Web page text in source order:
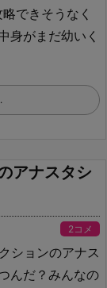
できそうなく
身がまだ幼いく
アナスタシ
2コメ
ションのアナス
んだ？みんなの